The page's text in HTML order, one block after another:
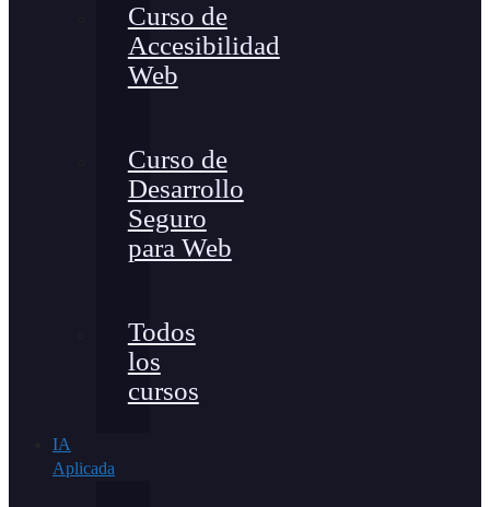
Curso de
Accesibilidad
Web
Curso de
Desarrollo
Seguro
para Web
Todos
los
cursos
IA
Aplicada